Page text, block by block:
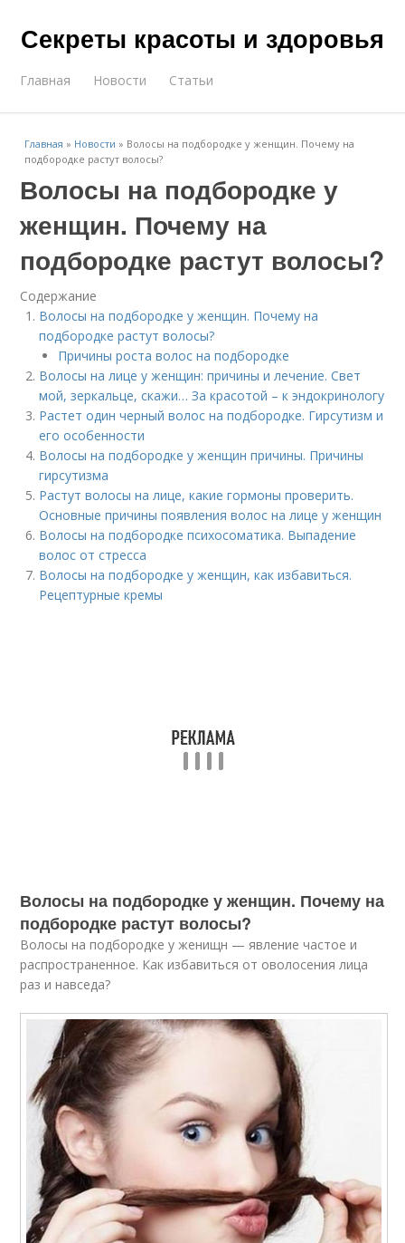
Секреты красоты и здоровья
Главная Новости Статьи
Главная » Новости » Волосы на подбородке у женщин. Почему на
подбородке растут волосы?
Волосы на подбородке у
женщин. Почему на
подбородке растут волосы?
Содержание
Волосы на подбородке у женщин. Почему на
подбородке растут волосы?
Причины роста волос на подбородке
Волосы на лице у женщин: причины и лечение. Свет
мой, зеркальце, скажи… За красотой – к эндокринологу
Растет один черный волос на подбородке. Гирсутизм и
его особенности
Волосы на подбородке у женщин причины. Причины
гирсутизма
Растут волосы на лице, какие гормоны проверить.
Основные причины появления волос на лице у женщин
Волосы на подбородке психосоматика. Выпадение
волос от стресса
Волосы на подбородке у женщин, как избавиться.
Рецептурные кремы
Волосы на подбородке у женщин. Почему на
подбородке растут волосы?
Волосы на подбородке у женищн — явление частое и
распространенное. Как избавиться от оволосения лица
раз и навседа?